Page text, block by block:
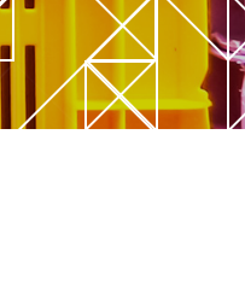
针阀式新概念
STARgate HRS™